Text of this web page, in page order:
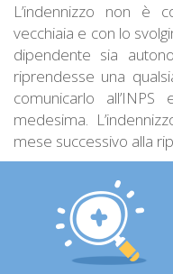
L’indennizzo non è
vecchiaia e con lo
dipendente sia
riprendesse una
comunicarlo
medesima.
mese successivo alla